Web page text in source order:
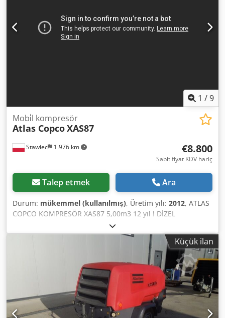
videolara ait linkler bulunmaktadır.
1 /9
Stawiec 1.976 km
Mobi̇l kompresör
Atlas CopcoXAS87
€8.800
Sabit fiyat KDV hariç
Talep etmek Ara
Durum: mükemmel (kullanılmış), Üretim yılı: 2012, ATLAS
COPCO KOMPRESÖR XAS87 5,00m3 12 yıl ! DİZEL
kompresör ATLAS COPCO XAS87 makine servis sonrası
Teknik veriler: kapasite 5.00 m3/dak; çalışma basıncı 7 Bar;
üretim yılı 2012; motor; KUBOTA kilometre 1397h!!!
kompresör tamamen çalışır durumda, çalışmaya hazır,
garanti veriyoruz net fiyat: 37800 zł brüt fiyat: 46494 zł
Dwodpfx Afotyk Tasmoa Aşağıda makinenin nasıl çalıştığını
gösteren bir video bağlantısı bulunmaktadır
Küçük ilan